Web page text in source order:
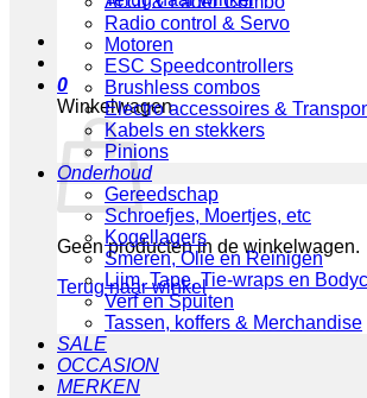
0
Winkelwagen
Geen producten in de winkelwagen.
Terug naar winkel
Radio control & Servo
Motoren
ESC Speedcontrollers
Brushless combos
Electro accessoires &
Kabels en stekkers
Pinions
Onderhoud
Gereedschap
Schroefjes, Moertjes, etc
Kogellagers
Smeren, Olie en Reinigen
Lijm, Tape, Tie-wraps en
Verf en Spuiten
Tassen, koffers & Merchandise
SALE
OCCASION
MERKEN